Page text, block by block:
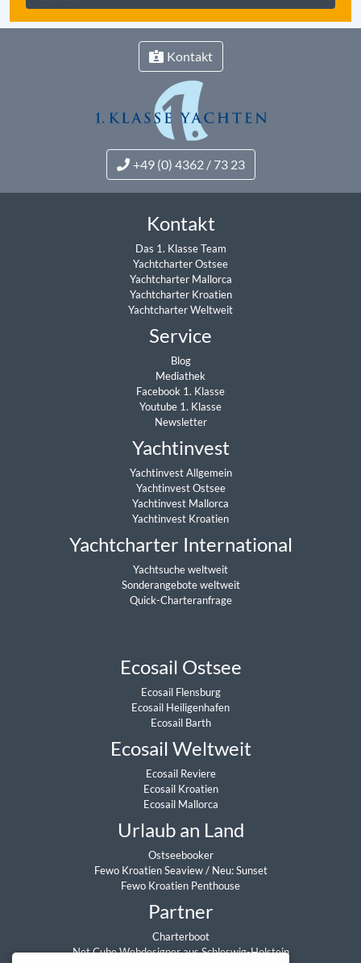
Kontakt
+49 (0) 4362 / 73 23
Kontakt
Das 1. Klasse Team
Yachtcharter Ostsee
Yachtcharter Mallorca
Yachtcharter Kroatien
Yachtcharter Weltweit
Service
Blog
Mediathek
Facebook 1. Klasse
Youtube 1. Klasse
Newsletter
Yachtinvest
Yachtinvest Allgemein
Yachtinvest Ostsee
Yachtinvest Mallorca
Yachtinvest Kroatien
Yachtcharter International
Yachtsuche weltweit
Sonderangebote weltweit
Quick-Charteranfrage
Ecosail Ostsee
Ecosail Flensburg
Ecosail Heiligenhafen
Ecosail Barth
Ecosail Weltweit
Ecosail Reviere
Ecosail Kroatien
Ecosail Mallorca
Urlaub an Land
Ostseebooker
Fewo Kroatien Seaview/ Neu: Sunset
Fewo Kroatien Penthouse
Partner
Charterboot
Net Cube Webdesigner aus Schleswig-Holstein